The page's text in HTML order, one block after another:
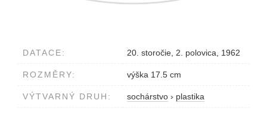
DATACE: 20. storočie, 2. polovica, 1962
ROZMĚRY: výška 17.5 cm
VÝTVARNÝ DRUH: sochárstvo › plastika